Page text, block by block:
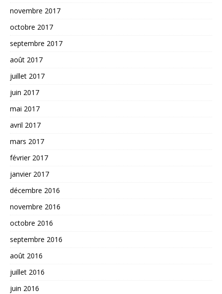
novembre 2017
octobre 2017
septembre 2017
août 2017
juillet 2017
juin 2017
mai 2017
avril 2017
mars 2017
février 2017
janvier 2017
décembre 2016
novembre 2016
octobre 2016
septembre 2016
août 2016
juillet 2016
juin 2016